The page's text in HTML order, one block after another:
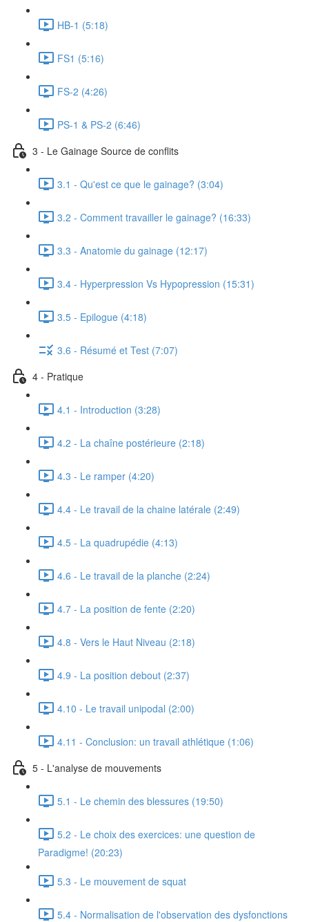
HB-1 (5:18)
FS1 (5:16)
FS-2 (4:26)
PS-1 & PS-2 (6:46)
3 - Le Gainage Source de conflits
3.1 - Qu'est ce que le gainage? (3:04)
3.2 - Comment travailler le gainage? (16:33)
3.3 - Anatomie du gainage (12:17)
3.4 - Hyperpression Vs Hypopression (15:31)
3.5 - Epilogue (4:18)
3.6 - Résumé et Test (7:07)
4 - Pratique
4.1 - Introduction (3:28)
4.2 - La chaîne postérieure (2:18)
4.3 - Le ramper (4:20)
4.4 - Le travail de la chaine latérale (2:49)
4.5 - La quadrupédie (4:13)
4.6 - Le travail de la planche (2:24)
4.7 - La position de fente (2:20)
4.8 - Vers le Haut Niveau (2:18)
4.9 - La position debout (2:37)
4.10 - Le travail unipodal (2:00)
4.11 - Conclusion: un travail athlétique (1:06)
5 - L'analyse de mouvements
5.1 - Le chemin des blessures (19:50)
5.2 - Le choix des exercices: une question de
Paradigme! (20:23)
5.3 - Le mouvement de squat
5.4 - Normalisation de l'observation des dysfonctions